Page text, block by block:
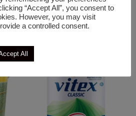
ISOMAT SMART CLEAN
PAINT
“Accept All”, you consent to
However, you may visit
a controlled consent.
All